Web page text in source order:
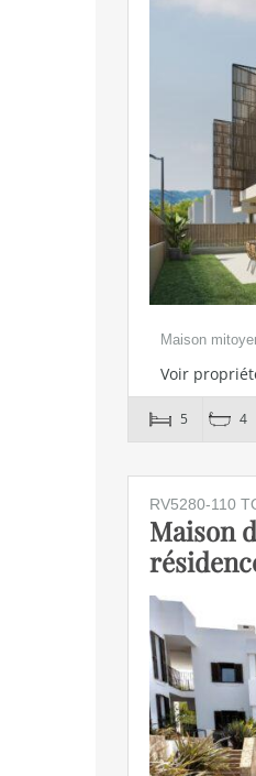
Maison
Voir
5 4
RV5280-110
Maison